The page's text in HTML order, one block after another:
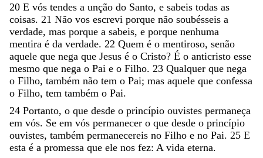
20 E vós tendes a unção do Santo, e sabeis todas as
coisas. 21 Não vos escrevi porque não soubésseis a
verdade, mas porque a sabeis, e porque nenhuma
mentira é da verdade. 22 Quem é o mentiroso, senão
aquele que nega que Jesus é o Cristo? É o anticristo esse
mesmo que nega o Pai e o Filho. 23 Qualquer que nega
o Filho, também não tem o Pai; mas aquele que confessa
o Filho, tem também o Pai.
24 Portanto, o que desde o princípio ouvistes permaneça
em vós. Se em vós permanecer o que desde o princípio
ouvistes, também permanecereis no Filho e no Pai. 25 E
esta é a promessa que ele nos fez: A vida eterna.